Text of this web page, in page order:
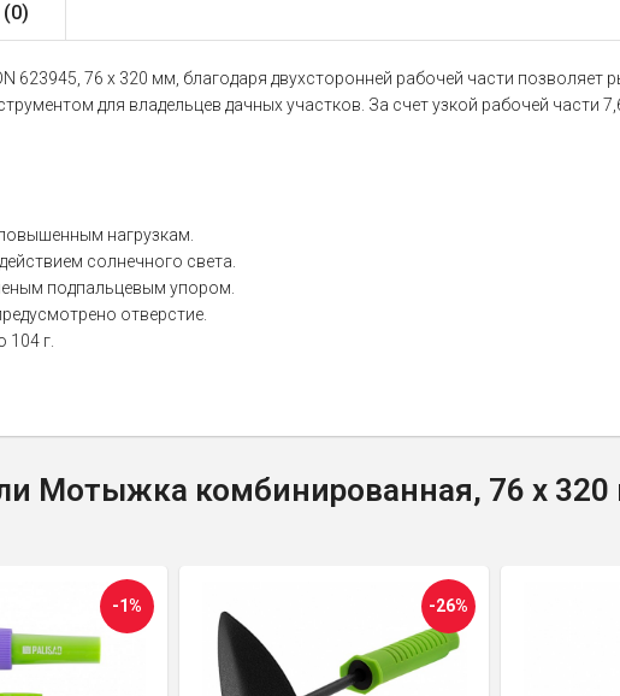
0)
76 х 320 мм, благодаря двухсторонней рабочей части позволяет
для владельцев дачных участков. За счет узкой рабочей части
нагрузкам.
солнечного света.
подпальцевым упором.
отверстие.
104 г.
Мотыжка комбинированная, 76 х
-1% -26%